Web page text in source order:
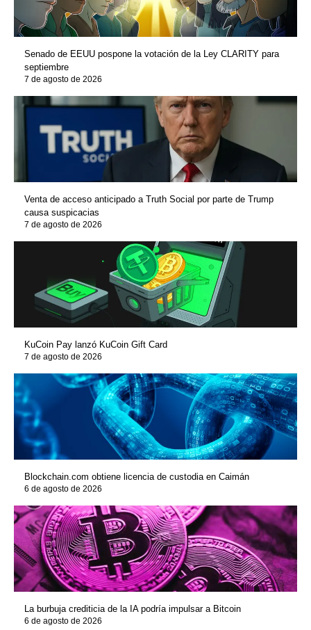
Senado de EEUU pospone la votación de la Ley CLARITY para
septiembre
7 de agosto de 2026
Venta de acceso anticipado a Truth Social por parte de Trump
causa suspicacias
7 de agosto de 2026
KuCoin Pay lanzó KuCoin Gift Card
7 de agosto de 2026
Blockchain.com obtiene licencia de custodia en Caimán
6 de agosto de 2026
La burbuja crediticia de la IA podría impulsar a Bitcoin
6 de agosto de 2026